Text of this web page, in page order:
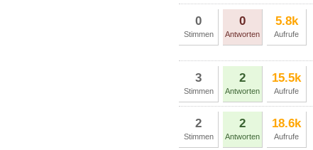
0
Stimmen
0
Antworten
5.8k
Aufrufe
3
Stimmen
2
Antworten
15.5k
Aufrufe
2
Stimmen
2
Antworten
18.6k
Aufrufe